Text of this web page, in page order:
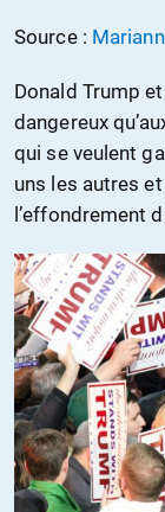
Source :
Donald Trump
dangereux
qui se veulent
uns les autres
l’effondrement